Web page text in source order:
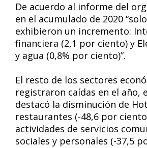
De acuerdo al informe del
en el acumulado de 2020
exhibieron un incremento:
financiera (2,1 por ciento) y
y agua (0,8% por ciento)”.
El resto de los sectores
registraron caídas en el año,
destacó la disminución de
restaurantes (-48,6 por
actividades de servicios
sociales y personales (-37,5